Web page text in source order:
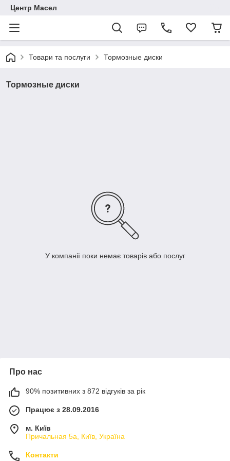
Центр Масел
Товари та послуги Тормозные диски
Тормозные диски
У компанії поки немає товарів або послуг
Про нас
90% позитивних з 872 відгуків за рік
Працює з 28.09.2016
м. Київ
Причальная 5а, Київ, Україна
Контакти